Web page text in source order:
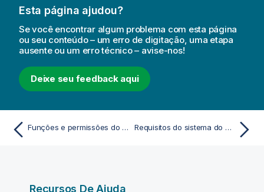
Esta página ajudou?
Se você encontrar algum problema com esta página
ou seu conteúdo – um erro de digitação, uma etapa
ausente ou um erro técnico – avise-nos!
Deixe seu feedback aqui
Funções e permissões do espaço de dados Requisitos do sistema do Gateway Data Movement
Recursos De Ajuda